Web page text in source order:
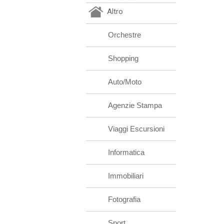
Altro
Orchestre
Shopping
Auto/Moto
Agenzie Stampa
Viaggi Escursioni
Informatica
Immobiliari
Fotografia